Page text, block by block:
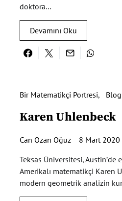
doktora…
Devamını Oku
Bir Matematikçi Portresi Blog
Karen Uhlenbeck
Can Ozan Oğuz
8 Mart 2020
Teksas Üniversitesi,
Amerikalı matematikçi Karen
modern geometrik analizin